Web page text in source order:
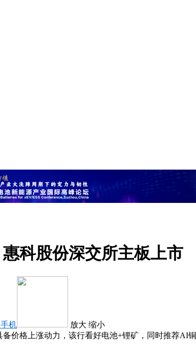
科股份深交所主板上市
机 放大 缩小
价格上涨动力，该行看好电池+锂矿，同时推荐